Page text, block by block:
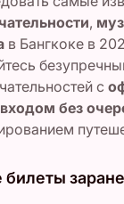
,
в Бангкоке в
с
входом без
билеты